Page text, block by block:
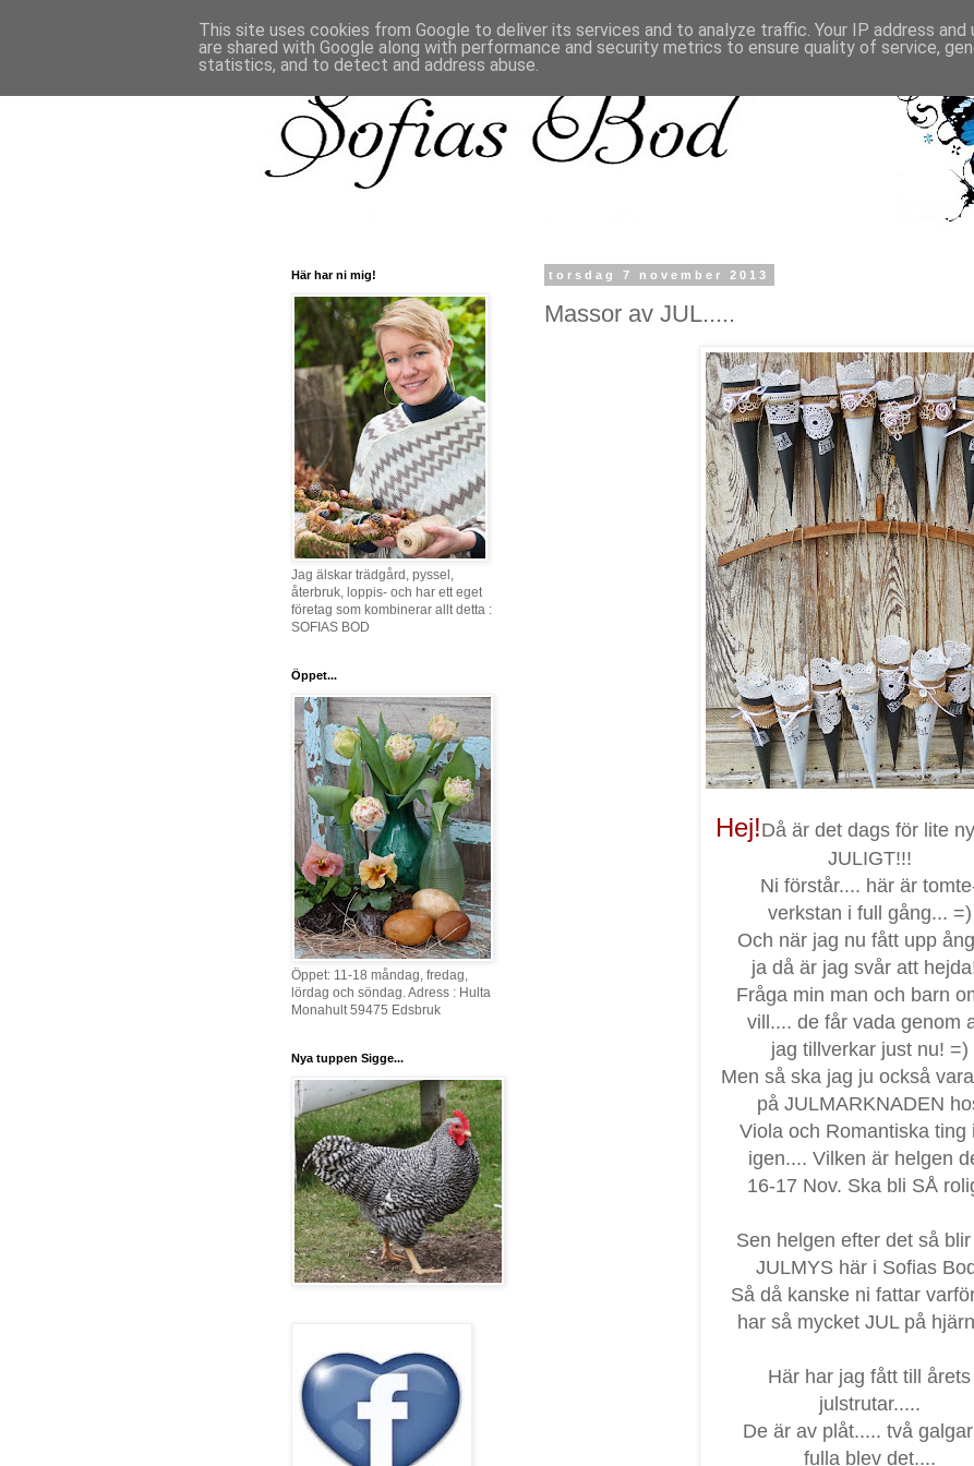
torsdag 7 november 2013
Massor av JUL.....
Hej!Då är det dags för lite
JULIGT!!!
Ni förstår.... här är
verkstan i full gång... =)
Och när jag nu fått upp
ja då är jag svår att
Fråga min man och barn
vill.... de får vada genom
jag tillverkar just nu! =)
Men så ska jag ju också
på JULMARKNADEN
Viola och Romantiska ting
igen.... Vilken är helgen
16-17 Nov. Ska bli SÅ
Sen helgen efter det så
JULMYS här i Sofias
Så då kanske ni fattar
har så mycket JUL på
Här har jag fått till årets
julstrutar.....
De är av plåt..... två
fulla blev det....
Här har ni mig!
Jag älskar trädgård, pyssel,
återbruk, loppis- och har ett eget
företag som kombinerar allt detta :
SOFIAS BOD
Öppet...
Öppet: 11-18 måndag, fredag,
lördag och söndag. Adress : Hulta
Monahult 59475 Edsbruk
Nya tuppen Sigge...
This site uses cookies from Google to deliver its services and to analyze traffic. Your IP address and
are shared with Google along with performance and security metrics to ensure quality of service,
statistics, and to detect and address abuse.